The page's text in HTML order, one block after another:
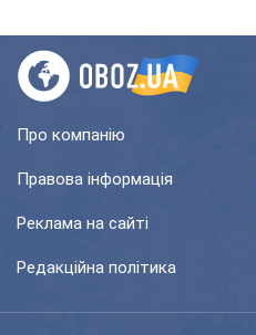
Про компанію
Правова інформація
Реклама на сайті
Редакційна політика